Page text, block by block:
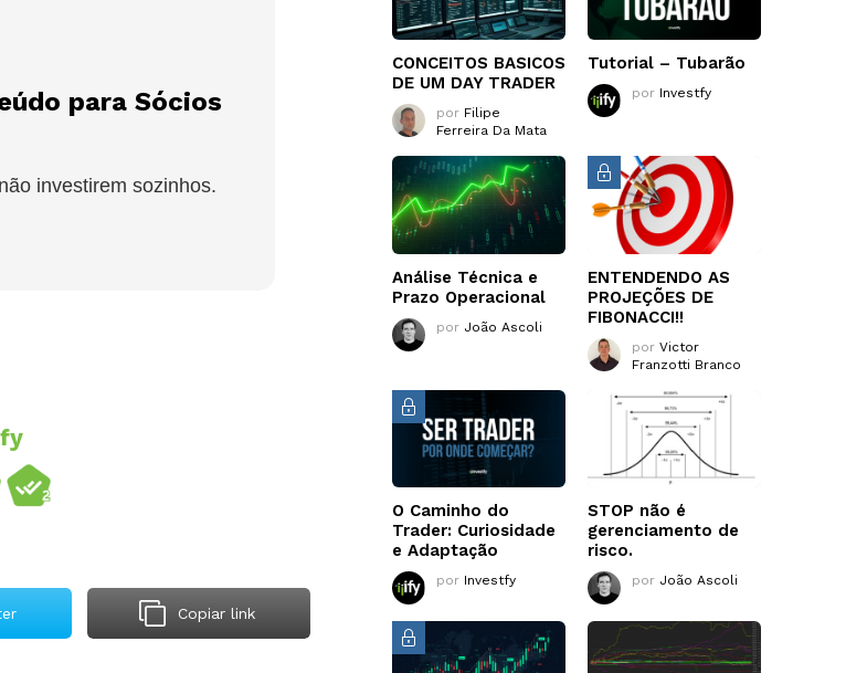
para Sócios
investirem sozinhos.
Copiar link
CONCEITOS BASICOS
DE UM DAY TRADER
por Filipe
Ferreira Da Mata
Tutorial – Tubarão
por Investfy
Análise Técnica e
Prazo Operacional
por João Ascoli
ENTENDENDO AS
PROJEÇÕES DE
FIBONACCI!!
por Victor
Franzotti Branco
O Caminho do
Trader: Curiosidade
e Adaptação
por Investfy
STOP não é
gerenciamento de
risco.
por João Ascoli